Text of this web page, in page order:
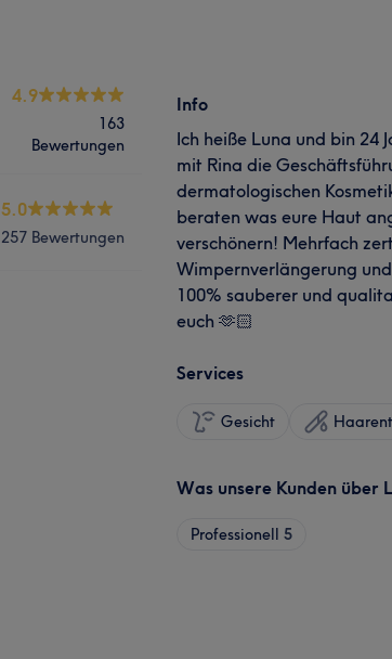
4.9
163
Bewertungen
5.0
257 Bewertungen
Info
Ich heiße Luna und bin 24
mit Rina die
dermatologischen
beraten was eure Haut
verschönern! Mehrfach
Wimpernverlängerung
100% sauberer und
euch 🫶🏻
Services
Gesicht
Was unsere Kunden über
Professionell 5